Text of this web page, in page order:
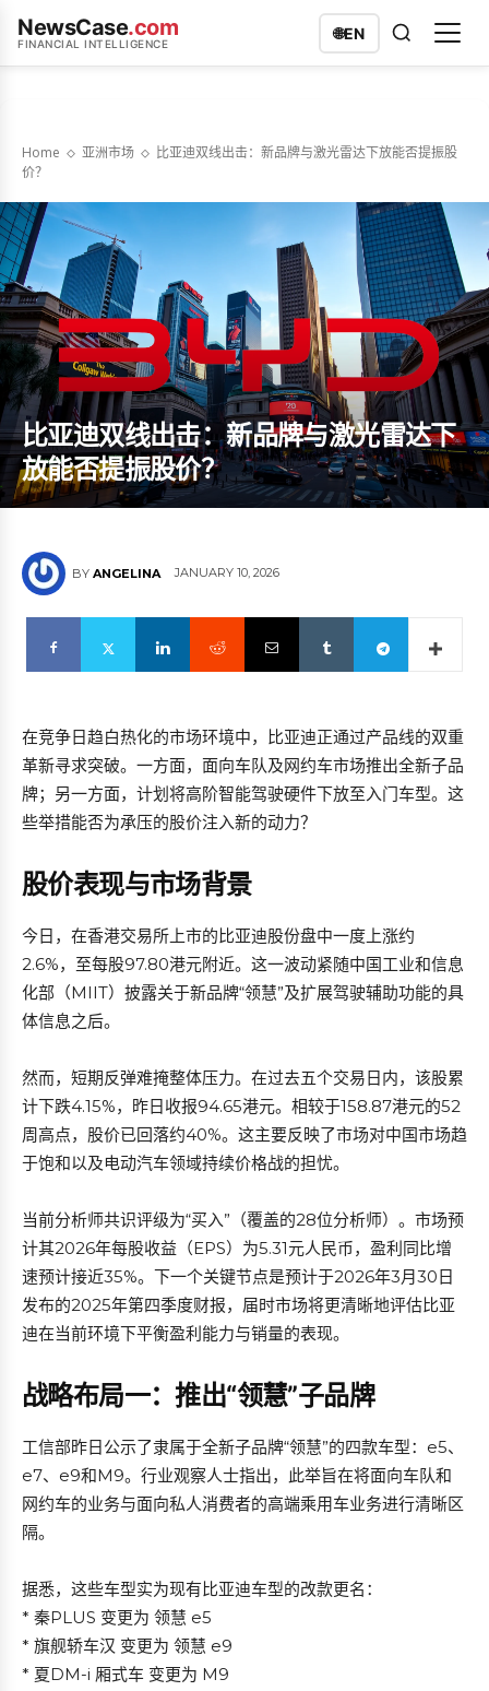
NewsCase.com
FINANCIAL INTELLIGENCE
🌐EN
Home 亚洲市场
比亚迪双线出击：新品牌与激光雷达下放能否提振股
价？
比亚迪双线出击：新品牌与激光雷达下
放能否提振股价？
BY ANGELINA JANUARY 10, 2026
在竞争日趋白热化的市场环境中，比亚迪正通过产品线的双重
革新寻求突破。一方面，面向车队及网约车市场推出全新子品
牌；另一方面，计划将高阶智能驾驶硬件下放至入门车型。这
些举措能否为承压的股价注入新的动力？
股价表现与市场背景
今日，在香港交易所上市的比亚迪股份盘中一度上涨约
2.6%，至每股97.80港元附近。这一波动紧随中国工业和信息
化部（MIIT）披露关于新品牌“领慧”及扩展驾驶辅助功能的具
体信息之后。
然而，短期反弹难掩整体压力。在过去五个交易日内，该股累
计下跌4.15%，昨日收报94.65港元。相较于158.87港元的52
周高点，股价已回落约40%。这主要反映了市场对中国市场趋
于饱和以及电动汽车领域持续价格战的担忧。
当前分析师共识评级为“买入”（覆盖的28位分析师）。市场预
计其2026年每股收益（EPS）为5.31元人民币，盈利同比增
速预计接近35%。下一个关键节点是预计于2026年3月30日
发布的2025年第四季度财报，届时市场将更清晰地评估比亚
迪在当前环境下平衡盈利能力与销量的表现。
战略布局一：推出“领慧”子品牌
工信部昨日公示了隶属于全新子品牌“领慧”的四款车型：e5、
e7、e9和M9。行业观察人士指出，此举旨在将面向车队和
网约车的业务与面向私人消费者的高端乘用车业务进行清晰区
隔。
据悉，这些车型实为现有比亚迪车型的改款更名：
* 秦PLUS 变更为 领慧 e5
* 旗舰轿车汉 变更为 领慧 e9
* 夏DM-i 厢式车 变更为 M9